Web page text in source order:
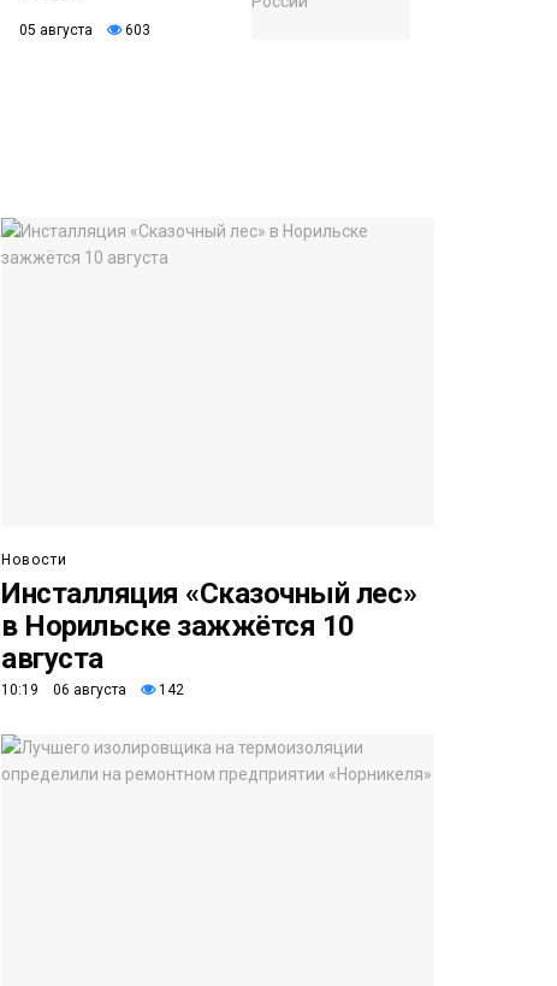
05 августа 603
Новости
Инсталляция «Сказочный лес»
в Норильске зажжётся 10
августа
10:19 06 августа 142